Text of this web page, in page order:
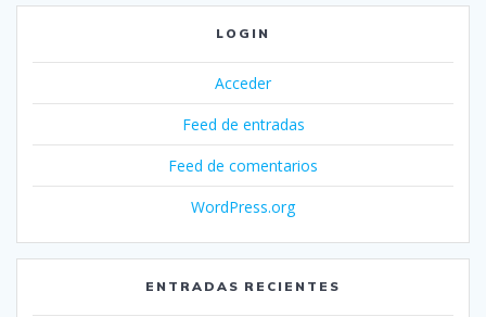
LOGIN
Acceder
Feed de entradas
Feed de comentarios
WordPress.org
ENTRADAS RECIENTES